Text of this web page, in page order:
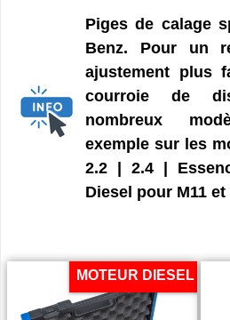
Piges de calage
Benz. Pour un
ajustement plus
courroie de
nombreux
exemple sur les
2.2 | 2.4 |
Diesel pour M11 et
MOTEUR DIESEL